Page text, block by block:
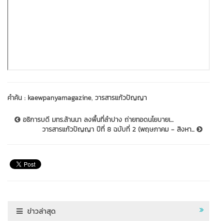
คำค้น : kaewpanyamagazine, วารสารแก้วปัญญา
อธิการบดี มทร.ล้านนา ลงพื้นที่ลำปาง ถ่ายทอดนโยบายเ...
วารสารแก้วปัญญา ปีที่ 8 ฉบับที่ 2 (พฤษภาคม - สิงหา...
ข่าวล่าสุด